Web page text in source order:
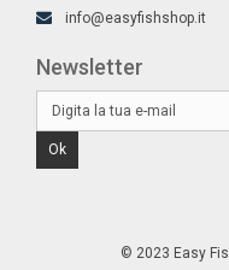
info@easyfishshop.it
Newsletter
Ok
© 2023 Easy